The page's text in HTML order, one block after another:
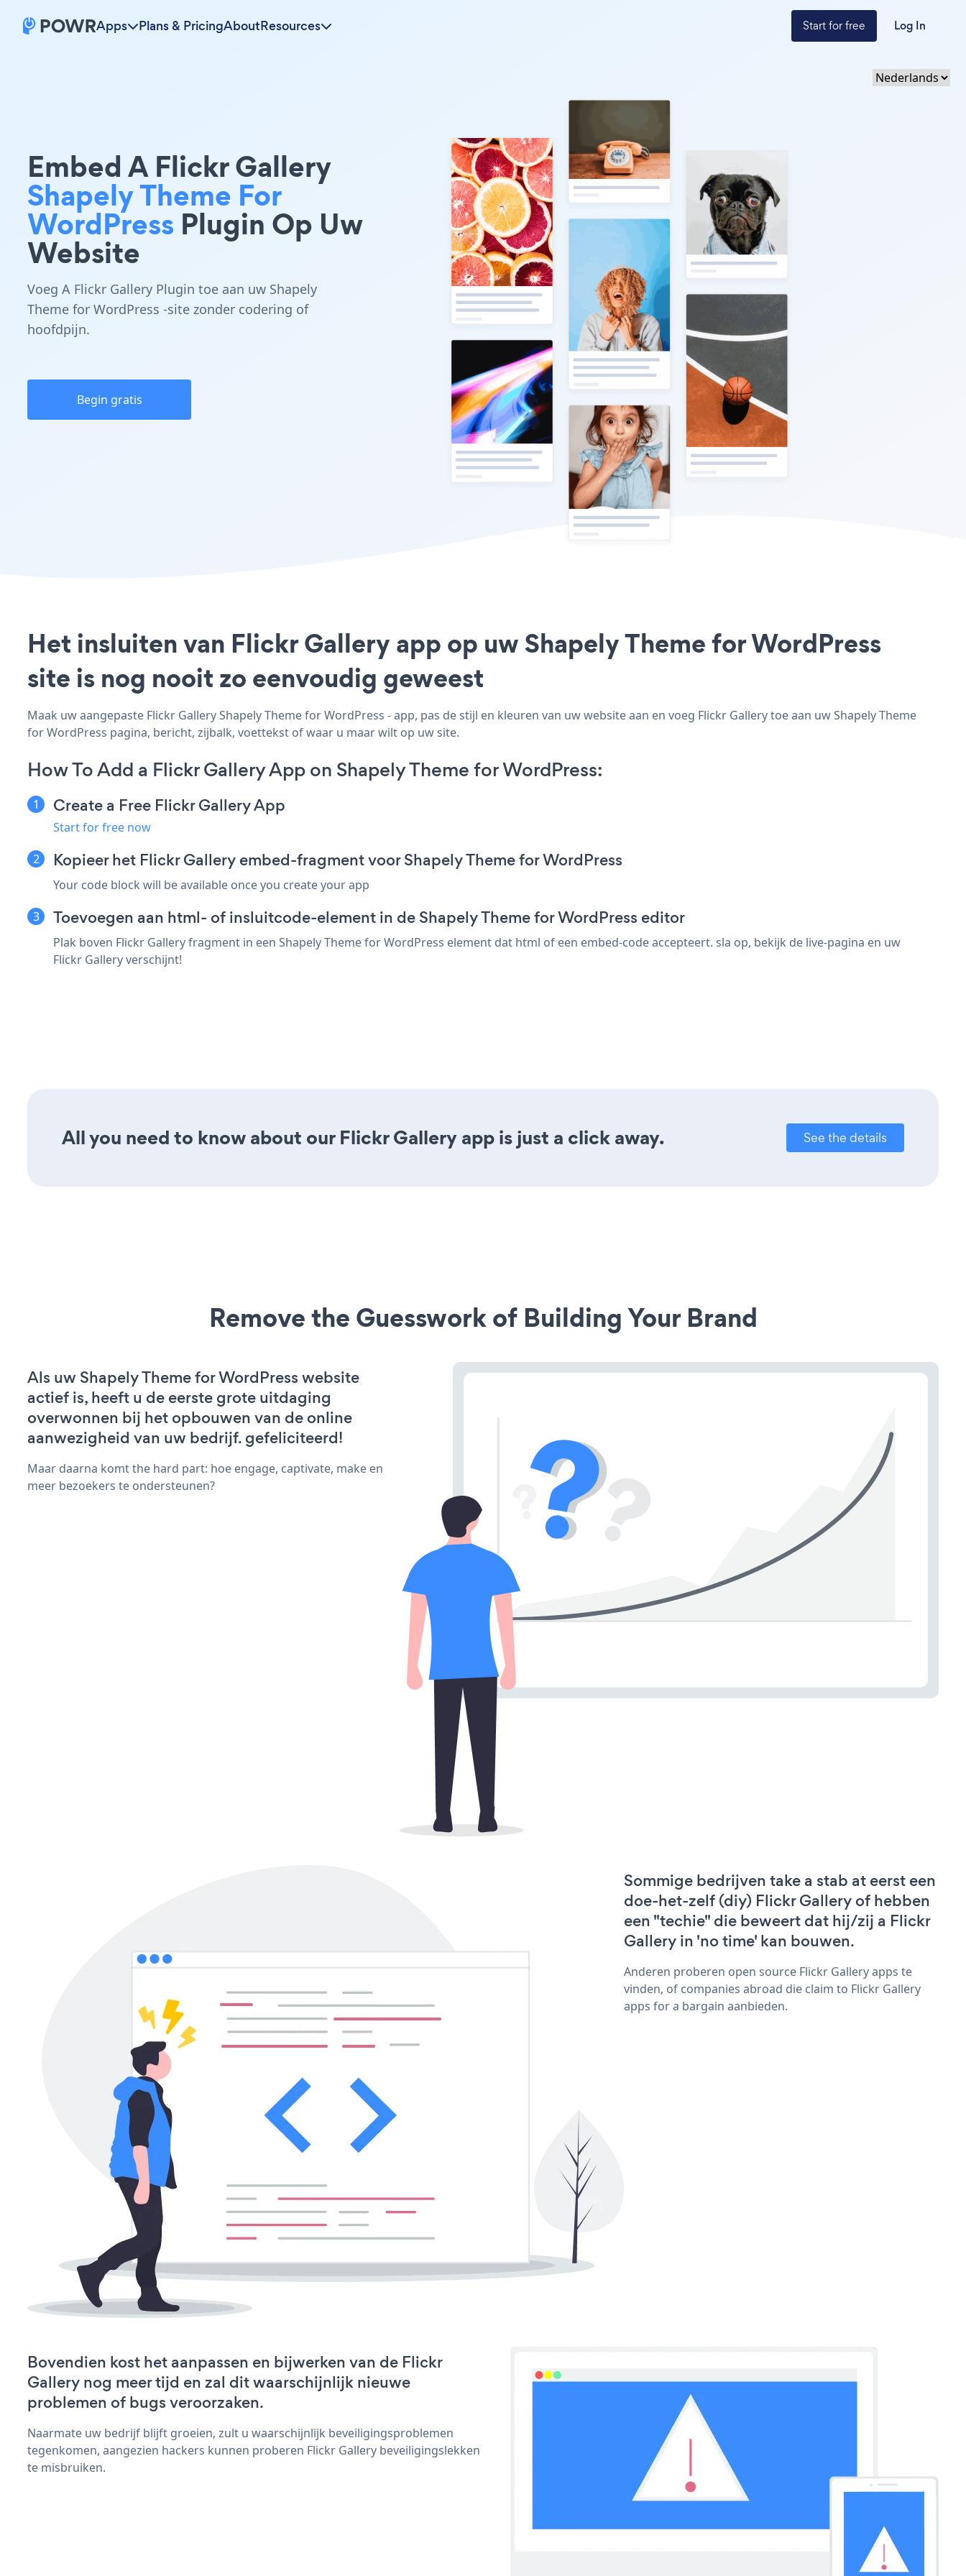
Apps Plans & PricingAboutResources Start for free Log In
Embed A Flickr Gallery
Shapely Theme For
WordPress Plugin Op Uw
Website
Voeg A Flickr Gallery Plugin toe aan uw Shapely
Theme for WordPress -site zonder codering of
hoofdpijn.
Begin gratis
Het insluiten van Flickr Gallery app op uw Shapely Theme for WordPress
site is nog nooit zo eenvoudig geweest
Maak uw aangepaste Flickr Gallery Shapely Theme for WordPress - app, pas de stijl en kleuren van uw website aan en voeg Flickr Gallery toe aan uw Shapely Theme
for WordPress pagina, bericht, zijbalk, voettekst of waar u maar wilt op uw site.
How To Add a Flickr Gallery App on Shapely Theme for WordPress:
Create a Free Flickr Gallery App
Start for free now
Kopieer het Flickr Gallery embed-fragment voor Shapely Theme for WordPress
Your code block will be available once you create your app
Toevoegen aan html- of insluitcode-element in de Shapely Theme for WordPress editor
Plak boven Flickr Gallery fragment in een Shapely Theme for WordPress element dat html of een embed-code accepteert. sla op, bekijk de live-pagina en uw
Flickr Gallery verschijnt!
All you need to know about our Flickr Gallery app is just a click away. See the details
Remove the Guesswork of Building Your Brand
Als uw Shapely Theme for WordPress website
actief is, heeft u de eerste grote uitdaging
overwonnen bij het opbouwen van de online
aanwezigheid van uw bedrijf. gefeliciteerd!
Maar daarna komt the hard part: hoe engage, captivate, make en
meer bezoekers te ondersteunen?
Sommige bedrijven take a stab at eerst een
doe-het-zelf (diy) Flickr Gallery of hebben
een "techie" die beweert dat hij/zij a Flickr
Gallery in 'no time' kan bouwen.
Anderen proberen open source Flickr Gallery apps te
vinden, of companies abroad die claim to Flickr Gallery
apps for a bargain aanbieden.
Bovendien kost het aanpassen en bijwerken van de Flickr
Gallery nog meer tijd en zal dit waarschijnlijk nieuwe
problemen of bugs veroorzaken.
Naarmate uw bedrijf blijft groeien, zult u waarschijnlijk beveiligingsproblemen
tegenkomen, aangezien hackers kunnen proberen Flickr Gallery beveiligingslekken
te misbruiken.